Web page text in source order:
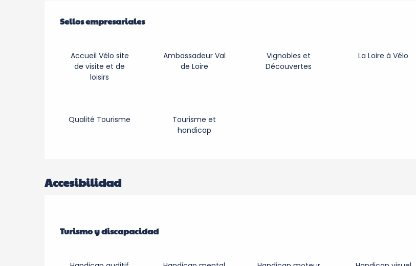
Oferta de prestaciones
Sellos empresariales
Sellos empresariales
Accueil Vélo site
de visite et de
loisirs
Ambassadeur Val
de Loire
Vignobles et
Découvertes
La Loire à Vélo
Qualité Tourisme
Tourisme et
handicap
Accesibilidad
Turismo y discapacidad
Turismo y discapacidad